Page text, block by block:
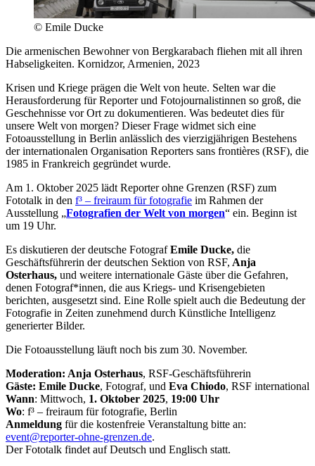
© Emile Ducke
Die armenischen Bewohner von Bergkarabach fliehen mit all ihren
Habseligkeiten. Kornidzor, Armenien, 2023
Krisen und Kriege prägen die Welt von heute. Selten war die
Herausforderung für Reporter und Fotojournalistinnen so groß, die
Geschehnisse vor Ort zu dokumentieren. Was bedeutet dies für
unsere Welt von morgen? Dieser Frage widmet sich eine
Fotoausstellung in Berlin anlässlich des vierzigjährigen Bestehens
der internationalen Organisation Reporters sans frontières (RSF), die
1985 in Frankreich gegründet wurde.
Am 1. Oktober 2025 lädt Reporter ohne Grenzen (RSF) zum
Fototalk in den f³ – freiraum für fotografie im Rahmen der
Ausstellung „Fotografien der Welt von morgen“ ein. Beginn ist
um 19 Uhr.
Es diskutieren der deutsche FotografEmile Ducke, die
Geschäftsführerin der deutschen Sektion von RSF, Anja
Osterhaus, und weitere internationale Gäste über die Gefahren,
denen Fotograf*innen, die aus Kriegs- und Krisengebieten
berichten, ausgesetzt sind. Eine Rolle spielt auch die Bedeutung der
Fotografie in Zeiten zunehmend durch Künstliche Intelligenz
generierter Bilder.
Die Fotoausstellung läuft noch bis zum 30. November.
Moderation: Anja Osterhaus, RSF-Geschäftsführerin
Gäste: Emile Ducke, Fotograf, und Eva Chiodo, RSF international
Wann: Mittwoch, 1. Oktober 2025, 19:00 Uhr
Wo: f³ – freiraum für fotografie, Berlin
Anmeldung für die kostenfreie Veranstaltung bitte an:
event@reporter-ohne-grenzen.de.
Der Fototalk findet auf Deutsch und Englisch statt.